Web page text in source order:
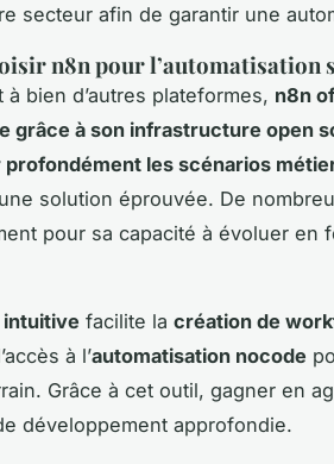
secteur afin de garantir une
n8n pour l’automatisation
à bien d’autres plateformes, n8n
grâce à son infrastructure open
profondément les scénarios
solution éprouvée. De
pour sa capacité à évoluer en
facilite la création de
à l’automatisation nocode
Grâce à cet outil, gagner en
développement approfondie.